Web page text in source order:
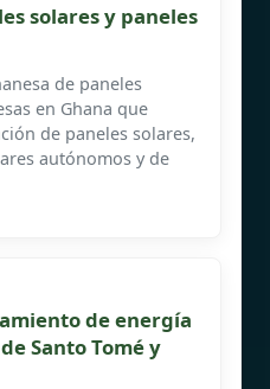
solares y paneles
de paneles
en Ghana que
de paneles solares,
autónomos y de
de energía
Santo Tomé y